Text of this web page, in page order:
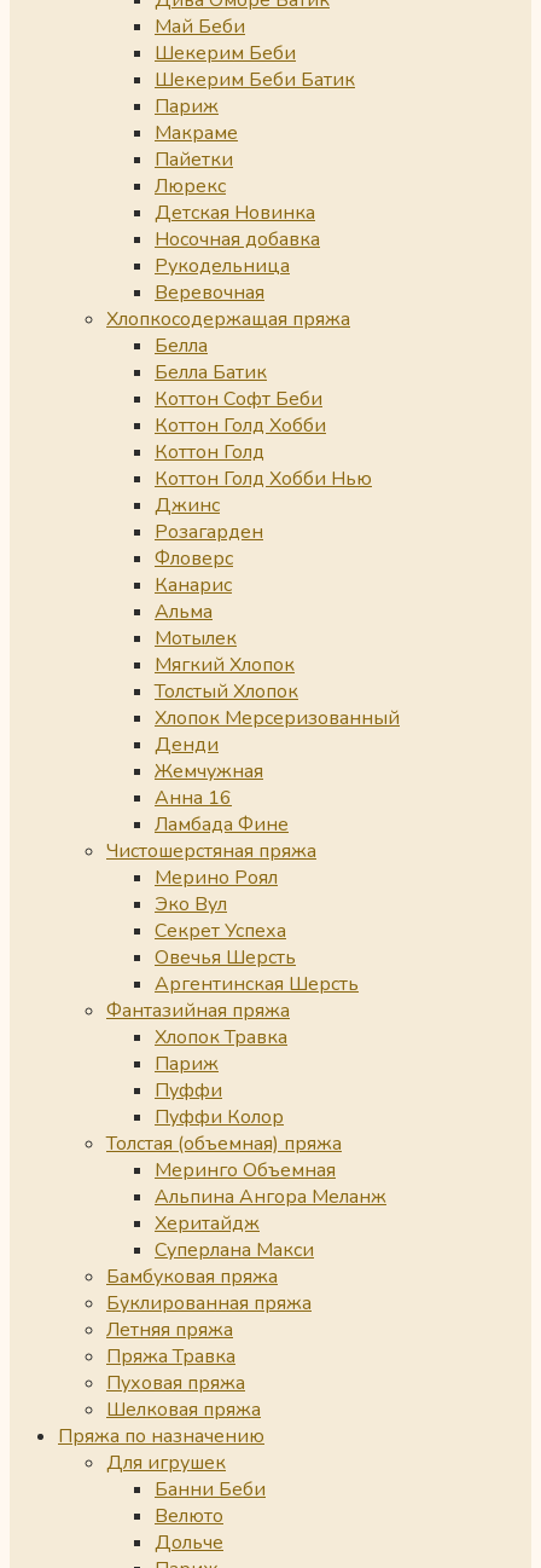
Май Беби
Шекерим Беби
Шекерим Беби Батик
Париж
Макраме
Пайетки
Люрекс
Детская Новинка
Носочная добавка
Рукодельница
Веревочная
Хлопкосодержащая пряжа
Белла
Белла Батик
Коттон Софт Беби
Коттон Голд Хобби
Коттон Голд
Коттон Голд Хобби Нью
Джинс
Розагарден
Фловерс
Канарис
Альма
Мотылек
Мягкий Хлопок
Толстый Хлопок
Хлопок Мерсеризованный
Денди
Жемчужная
Анна 16
Ламбада Фине
Чистошерстяная пряжа
Мерино Роял
Эко Вул
Секрет Успеха
Овечья Шерсть
Аргентинская Шерсть
Фантазийная пряжа
Хлопок Травка
Париж
Пуффи
Пуффи Колор
Толстая (объемная) пряжа
Меринго Объемная
Альпина Ангора Меланж
Херитайдж
Суперлана Макси
Бамбуковая пряжа
Буклированная пряжа
Летняя пряжа
Пряжа Травка
Пуховая пряжа
Шелковая пряжа
Пряжа по назначению
Для игрушек
Банни Беби
Велюто
Дольче